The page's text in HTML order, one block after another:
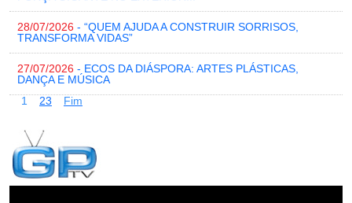
28/07/2026 - “QUEM AJUDA A CONSTRUIR SORRISOS,
TRANSFORMA VIDAS”
27/07/2026 - ECOS DA DIÁSPORA: ARTES PLÁSTICAS,
DANÇA E MÚSICA
1
23 Fim